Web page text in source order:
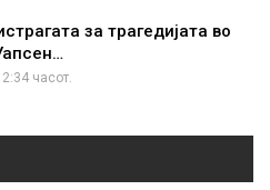
за трагедијата во
часот.